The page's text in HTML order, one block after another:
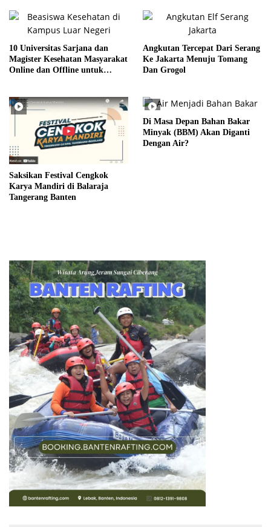
10 Universitas Sarjana dan
Magister Kesehatan Masyarakat
Online dan Offline untuk
Angkutan Tercepat Dari Serang
Ke Jakarta Menuju Tomang
Dan Grogol
Saksikan Festival Cengkok
Karya Mandiri di Balaraja
Tangerang Banten
Di Masa Depan Bahan Bakar
Minyak (BBM) Akan Diganti
Dengan Air?